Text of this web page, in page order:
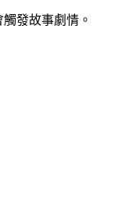
發故事劇情。